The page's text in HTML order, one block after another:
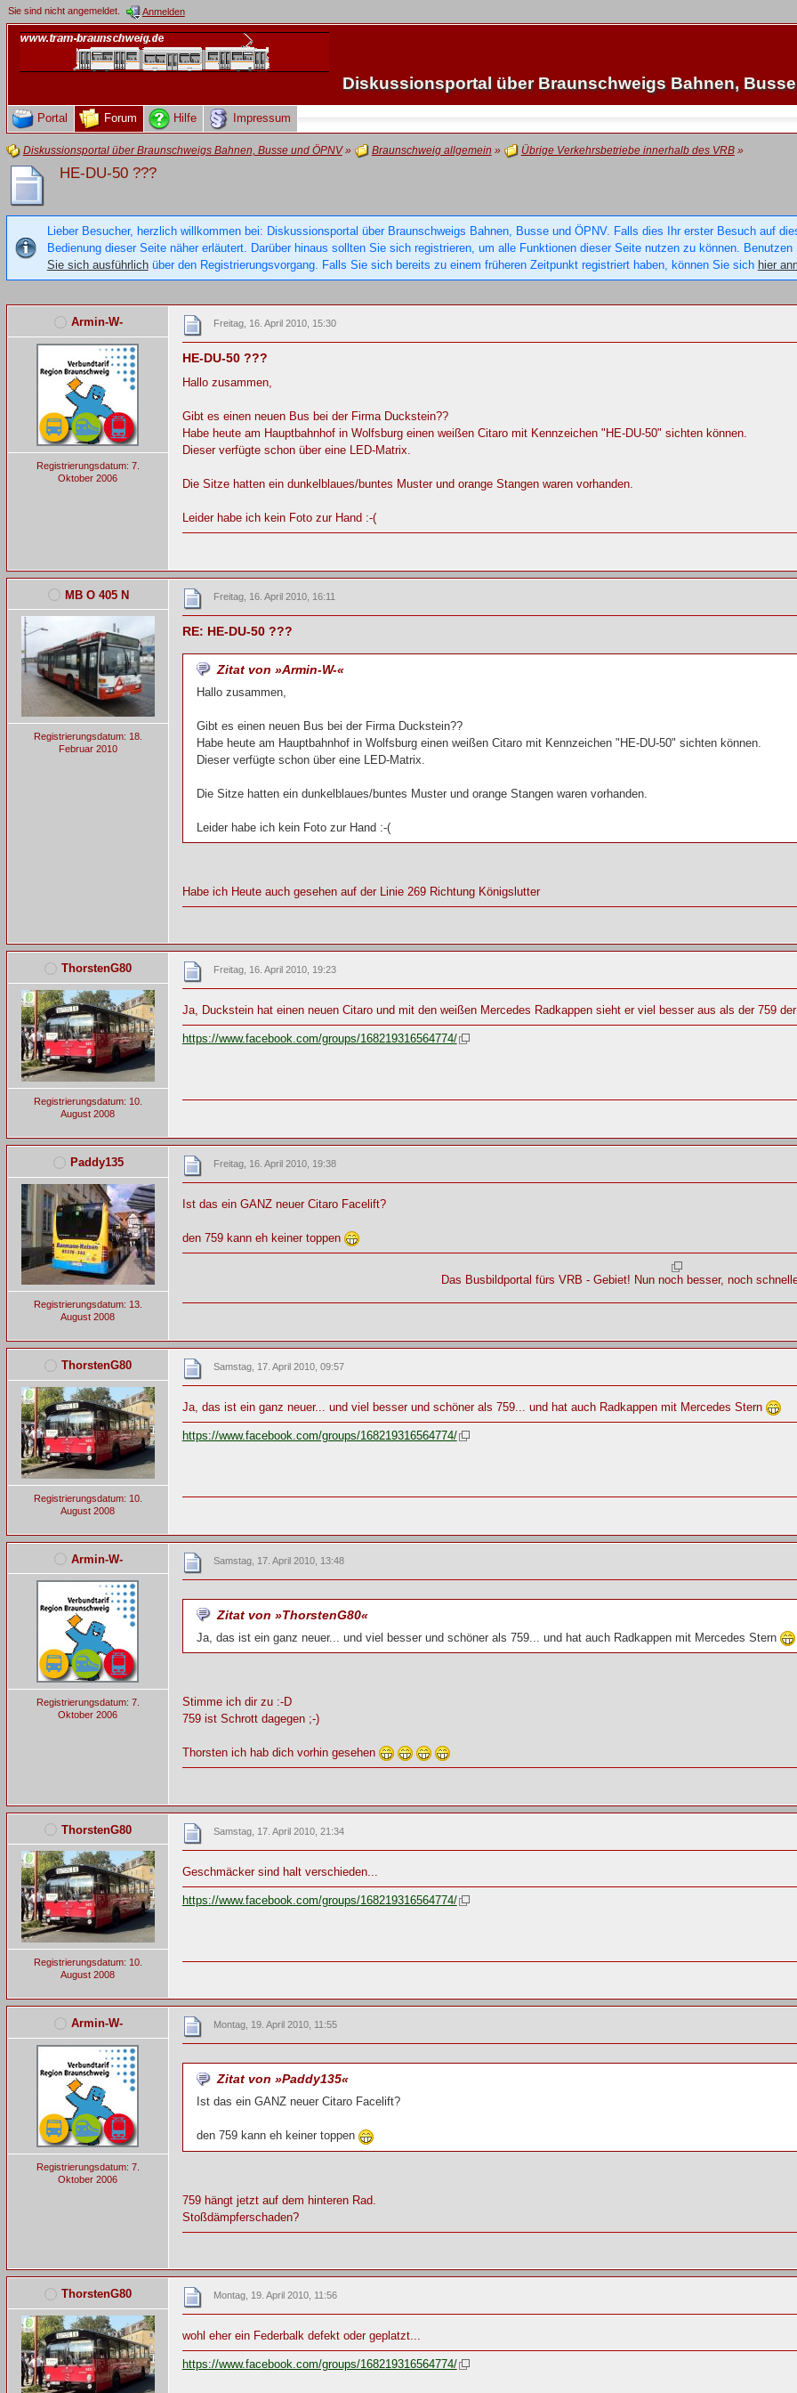
Sie sind nicht angemeldet. Anmelden
Diskussionsportal über Braunschweigs Bahnen,
Portal Forum Hilfe Impressum
Diskussionsportal über Braunschweigs Bahnen, Busse und ÖPNV» Braunschweig allgemein » Übrige Verkehrsbetriebe innerhalb des VRB»
HE-DU-50 ???
Lieber Besucher, herzlich willkommen bei: Diskussionsportal über Braunschweigs Bahnen, Busse und ÖPNV. Falls dies Ihr erster Besuch auf
Bedienung dieser Seite näher erläutert. Darüber hinaus sollten Sie sich registrieren, um alle Funktionen dieser Seite nutzen zu können. Benutzen
Sie sich ausführlichüber den Registrierungsvorgang. Falls Sie sich bereits zu einem früheren Zeitpunkt registriert haben, können Sie sich hier
Armin-W-
Registrierungsdatum: 7.
Oktober 2006
Freitag, 16. April 2010, 15:30
HE-DU-50 ???
Hallo zusammen,
Gibt es einen neuen Bus bei der Firma Duckstein??
Habe heute am Hauptbahnhof in Wolfsburg einen weißen Citaro mit Kennzeichen "HE-DU-50" sichten können.
Dieser verfügte schon über eine LED-Matrix.
Die Sitze hatten ein dunkelblaues/buntes Muster und orange Stangen waren vorhanden.
Leider habe ich kein Foto zur Hand :-(
MB O 405 N
Registrierungsdatum: 18.
Februar 2010
Freitag, 16. April 2010, 16:11
RE: HE-DU-50 ???
Zitat von »Armin-W-«
Hallo zusammen,
Gibt es einen neuen Bus bei der Firma Duckstein??
Habe heute am Hauptbahnhof in Wolfsburg einen weißen Citaro mit Kennzeichen "HE-DU-50" sichten können.
Dieser verfügte schon über eine LED-Matrix.
Die Sitze hatten ein dunkelblaues/buntes Muster und orange Stangen waren vorhanden.
Leider habe ich kein Foto zur Hand :-(
Habe ich Heute auch gesehen auf der Linie 269 Richtung Königslutter
ThorstenG80
Registrierungsdatum: 10.
August 2008
Freitag, 16. April 2010, 19:23
Ja, Duckstein hat einen neuen Citaro und mit den weißen Mercedes Radkappen sieht er viel besser aus als der 759
https://www.facebook.com/groups/168219316564774/
Paddy135
Registrierungsdatum: 13.
August 2008
Freitag, 16. April 2010, 19:38
Ist das ein GANZ neuer Citaro Facelift?
den 759 kann eh keiner toppen
Das Busbildportal fürs VRB - Gebiet! Nun noch besser, noch
ThorstenG80
Registrierungsdatum: 10.
August 2008
Samstag, 17. April 2010, 09:57
Ja, das ist ein ganz neuer... und viel besser und schöner als 759... und hat auch Radkappen mit Mercedes Stern
https://www.facebook.com/groups/168219316564774/
Armin-W-
Registrierungsdatum: 7.
Oktober 2006
Samstag, 17. April 2010, 13:48
Zitat von »ThorstenG80«
Ja, das ist ein ganz neuer... und viel besser und schöner als 759... und hat auch Radkappen mit Mercedes Stern
Stimme ich dir zu :-D
759 ist Schrott dagegen ;-)
Thorsten ich hab dich vorhin gesehen
ThorstenG80
Registrierungsdatum: 10.
August 2008
Samstag, 17. April 2010, 21:34
Geschmäcker sind halt verschieden...
https://www.facebook.com/groups/168219316564774/
Armin-W-
Registrierungsdatum: 7.
Oktober 2006
Montag, 19. April 2010, 11:55
Zitat von »Paddy135«
Ist das ein GANZ neuer Citaro Facelift?
den 759 kann eh keiner toppen
759 hängt jetzt auf dem hinteren Rad.
Stoßdämpferschaden?
ThorstenG80 Montag, 19. April 2010, 11:56
wohl eher ein Federbalk defekt oder geplatzt...
https://www.facebook.com/groups/168219316564774/